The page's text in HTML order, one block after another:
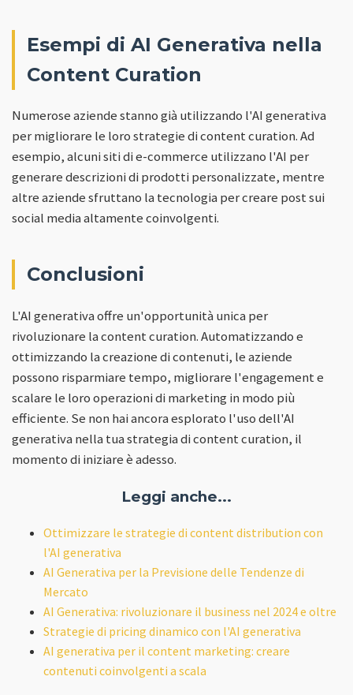
Esempi di AI Generativa nella
Content Curation
Numerose aziende stanno già utilizzando l'AI generativa
per migliorare le loro strategie di content curation. Ad
esempio, alcuni siti di e-commerce utilizzano l'AI per
generare descrizioni di prodotti personalizzate, mentre
altre aziende sfruttano la tecnologia per creare post sui
social media altamente coinvolgenti.
Conclusioni
L'AI generativa offre un'opportunità unica per
rivoluzionare la content curation. Automatizzando e
ottimizzando la creazione di contenuti, le aziende
possono risparmiare tempo, migliorare l'engagement e
scalare le loro operazioni di marketing in modo più
efficiente. Se non hai ancora esplorato l'uso dell'AI
generativa nella tua strategia di content curation, il
momento di iniziare è adesso.
Leggi anche...
Ottimizzare le strategie di content distribution con
l'AI generativa
AI Generativa per la Previsione delle Tendenze di
Mercato
AI Generativa: rivoluzionare il business nel 2024 e oltre
Strategie di pricing dinamico con l'AI generativa
AI generativa per il content marketing: creare
contenuti coinvolgenti a scala